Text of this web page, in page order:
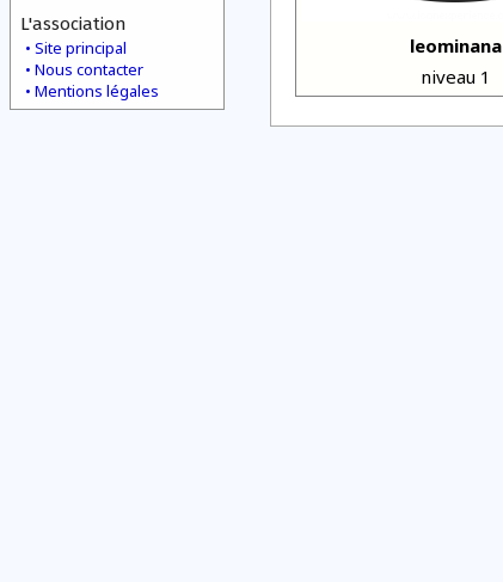
L'association
Site principal
Nous contacter
Mentions légales
leominana
niveau 1